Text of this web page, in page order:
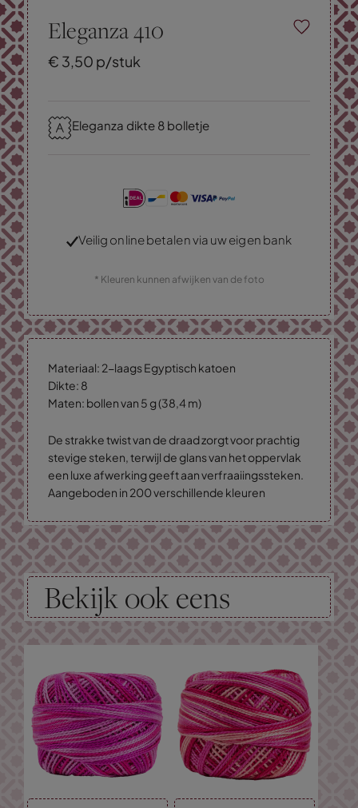
Eleganza 410
€ 3,50 p/stuk
Eleganza dikte 8 bolletje
Veilig online betalen via uw eigen bank
* Kleuren kunnen afwijken van de foto
Materiaal: 2-laags Egyptisch katoen
Dikte: 8
Maten: bollen van 5 g (38,4 m)
De strakke twist van de draad zorgt voor prachtig
stevige steken, terwijl de glans van het oppervlak
een luxe afwerking geeft aan verfraaiingssteken.
Aangeboden in 200 verschillende kleuren
Bekijk ook eens